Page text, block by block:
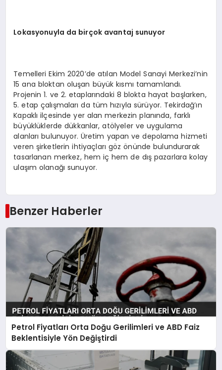
Lokasyonuyla da birçok avantaj sunuyor
Temelleri Ekim 2020’de atılan Model Sanayi Merkezi’nin
15 ana bloktan oluşan büyük kısmı tamamlandı.
Projenin 1. ve 2. etaplarındaki 8 blokta hayat başlarken,
5. etap çalışmaları da tüm hızıyla sürüyor. Tekirdağ’ın
Kapaklı ilçesinde yer alan merkezin planında, farklı
büyüklüklerde dükkanlar, atölyeler ve uygulama
alanları bulunuyor. Üretim yapan ve depolama hizmeti
veren şirketlerin ihtiyaçları göz önünde bulundurarak
tasarlanan merkez, hem iç hem de dış pazarlara kolay
ulaşım olanağı sunuyor.
Benzer Haberler
Petrol Fiyatları Orta Doğu Gerilimleri ve ABD Faiz
Beklentisiyle Yön Değiştirdi